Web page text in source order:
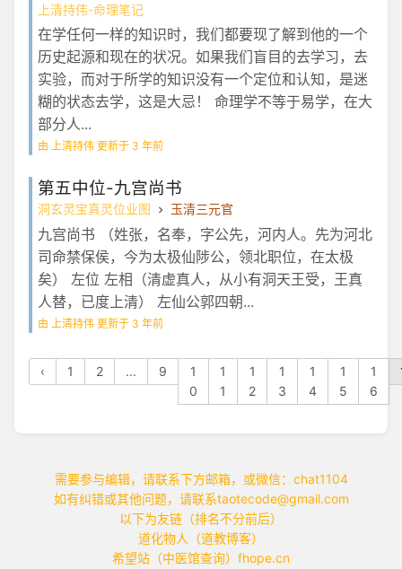
上清持伟-命理笔记
在学任何一样的知识时，我们都要现了解到他的一个
历史起源和现在的状况。如果我们盲目的去学习，去
实验，而对于所学的知识没有一个定位和认知，是迷
糊的状态去学，这是大忌！ 命理学不等于易学，在大
部分人...
由 上清持伟 更新于 3 年前
第五中位-九宫尚书
洞玄灵宝真灵位业图 玉清三元官
九宫尚书 （姓张，名奉，字公先，河内人。先为河北
司命禁保侯，今为太极仙陟公，领北职位，在太极
矣） 左位 左相（清虚真人，从小有洞天王受，王真
人替，已度上清） 左仙公郭四朝...
由 上清持伟 更新于 3 年前
‹ 1 2 ... 9
1
0
1
1
1
2
1
3
1
4
1
5
1
6
需要参与编辑，请联系下方邮箱，或微信：chat1104
如有纠错或其他问题，请联系taotecode@gmail.com
以下为友链（排名不分前后）
道化物人（道教博客）
希望站（中医馆查询）fhope.cn